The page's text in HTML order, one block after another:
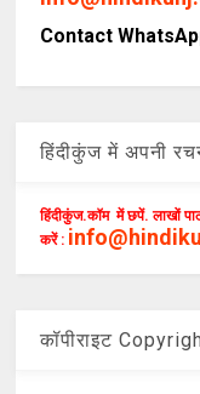
Contact
हिंदीकुंज में अपनी
हिंदीकुंज.कॉम में छपें. लाखों
करें :
कॉपीराइट